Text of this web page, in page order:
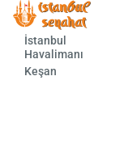
İstanbul
Havalimanı
Keşan